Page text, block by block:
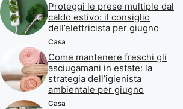
Proteggi le prese multiple dal
caldo estivo: il consiglio
dell’elettricista per giugno
Casa
Come mantenere freschi gli
asciugamani in estate: la
strategia dell’igienista
ambientale per giugno
Casa